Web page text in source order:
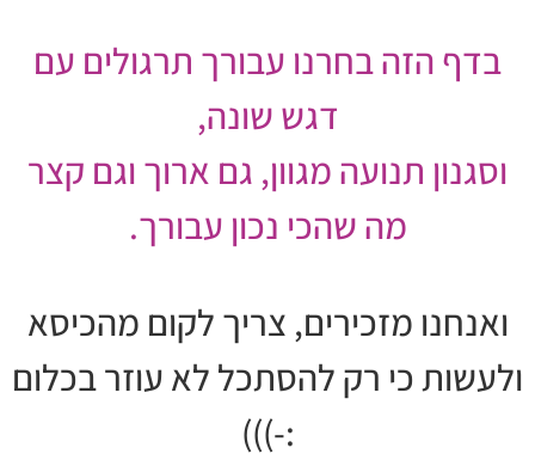
בדף הזה בחרנו עבורך תרגולים עם
דגש שונה,
וסגנון תנועה מגוון, גם ארוך וגם קצר
מה שהכי נכון עבורך.
ואנחנו מזכירים, צריך לקום מהכיסא
ולעשות כי רק להסתכל לא עוזר בכלום
:-)))